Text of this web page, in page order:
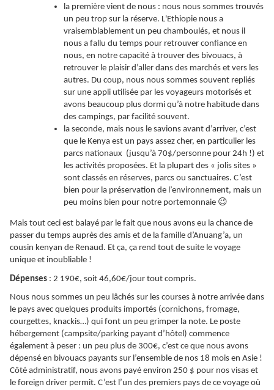
la première vient de nous : nous nous sommes trouvés
un peu trop sur la réserve. L'Ethiopie nous a
vraisemblablement un peu chamboulés, et nous il
nous a fallu du temps pour retrouver confiance en
nous, en notre capacité à trouver des bivouacs, à
retrouver le plaisir d’aller dans des marchés et vers les
autres. Du coup, nous nous sommes souvent repliés
sur une appli utilisée par les voyageurs motorisés et
avons beaucoup plus dormi qu’à notre habitude dans
des campings, par facilité souvent.
la seconde, mais nous le savions avant d’arriver, c’est
que le Kenya est un pays assez cher, en particulier les
parcs nationaux (jusqu’à 70$/personne pour 24h !) et
les activités proposées. Et la plupart des « jolis sites »
sont classés en réserves, parcs ou sanctuaires. C’est
bien pour la préservation de l’environnement, mais un
peu moins bien pour notre portemonnaie 😉
Mais tout ceci est balayé par le fait que nous avons eu la chance de
passer du temps auprès des amis et de la famille d’Anuang’a, un
cousin kenyan de Renaud. Et ça, ça rend tout de suite le voyage
unique et inoubliable !
Dépenses : 2 190€, soit 46,60€/jour tout compris.
Nous nous sommes un peu lâchés sur les courses à notre arrivée dans
le pays avec quelques produits importés (cornichons, fromage,
courgettes, knackis…) qui font un peu grimper la note. Le poste
hébergement (campsite/parking payant d’hôtel) commence
également à peser : un peu plus de 300€, c’est ce que nous avons
dépensé en bivouacs payants sur l’ensemble de nos 18 mois en Asie !
Côté administratif, nous avons payé environ 250 $ pour nos visas et
le foreign driver permit. C’est l’un des premiers pays de ce voyage où